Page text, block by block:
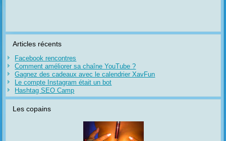
Articles récents
Facebook rencontres
Comment améliorer sa chaîne YouTube ?
Gagnez des cadeaux avec le calendrier XavFun
Le compte Instagram était un bot
Hashtag SEO Camp
Les copains